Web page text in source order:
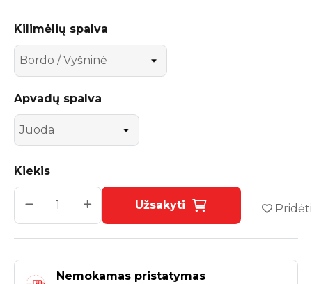
Kilimėlių spalva
Apvadų spalva
Kiekis
Užsakyti
Nemokamas pristatymas